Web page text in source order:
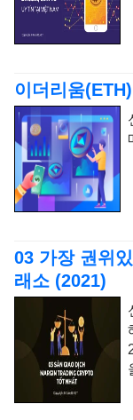
이더리움
03 가장 권위
래소 (2021)